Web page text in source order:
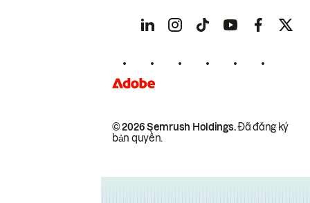
© 2026 Semrush Holdings.Đã đăng ký
bản quyền.